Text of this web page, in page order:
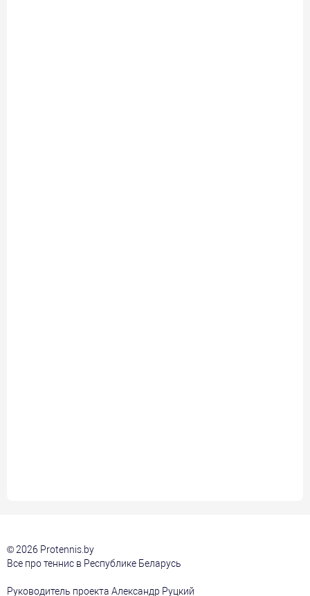
© 2026 Protennis.by
Все про теннис в Республике Беларусь
Руководитель проекта Александр Руцкий